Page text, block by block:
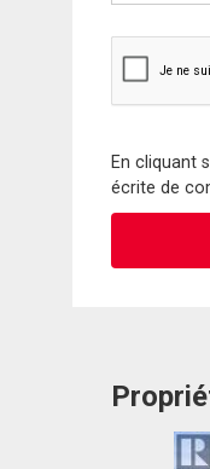
En cliquant
écrite de